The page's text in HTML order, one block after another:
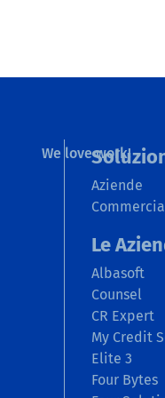
We love work!
Aziende
Le
Albasoft
Counsel
CR Expert
My Credit
Elite 3
Four Bytes